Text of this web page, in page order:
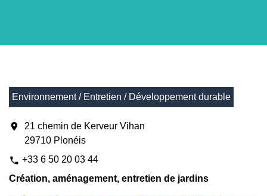
Environnement / Entretien / Développement durable
location_on
21 chemin de Kerveur Vihan
29710 Plonéis
phone +33 6 50 20 03 44
Création, aménagement, entretien de jardins